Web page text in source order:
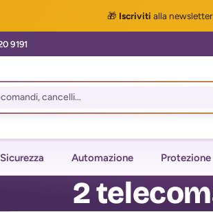
🎁 Iscriviti alla newsletter
Sicurezza Automazione Protezione
2